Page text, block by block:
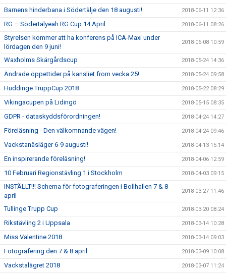
Barnens hinderbana i Södertälje den 18 augusti! 2018-06-11 12:36
RG – Södertälyeah RG Cup 14 April 2018-06-11 08:26
Styrelsen kommer att ha konferens på ICA-Maxi under
lördagen den 9 juni!
2018-06-08 10:59
Waxholms Skärgårdscup 2018-05-24 14:36
Ändrade öppettider på kansliet from vecka 25! 2018-05-24 09:58
Huddinge TruppCup 2018 2018-05-22 08:29
Vikingacupen på Lidingö 2018-05-15 08:35
GDPR - dataskyddsförordningen! 2018-04-24 14:27
Föreläsning - Den välkomnande vägen! 2018-04-24 09:46
Vackstanäsläger 6-9 augusti! 2018-04-13 15:14
En inspirerande föreläsning! 2018-04-06 12:59
10 Februari Regionstävling 1 i Stockholm 2018-04-03 09:15
INSTÄLLT!!! Schema för fotograferingen i Bollhallen 7 & 8
april
2018-03-27 11:46
Tullinge Trupp Cup 2018-03-20 08:24
Rikstävling 2 i Uppsala 2018-03-14 10:28
Miss Valentine 2018 2018-03-14 09:03
Fotografering den 7 & 8 april 2018-03-09 10:08
Vackstalägret 2018 2018-03-07 11:24